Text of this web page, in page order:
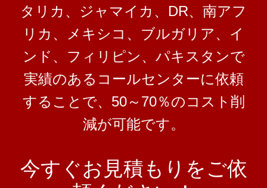
タリカ、ジャマイカ、DR、南アフ
リカ、メキシコ、ブルガリア、イ
ンド、フィリピン、パキスタンで
実績のあるコールセンターに依頼
することで、50～70％のコスト削
減が可能です。
今すぐお見積もりをご依